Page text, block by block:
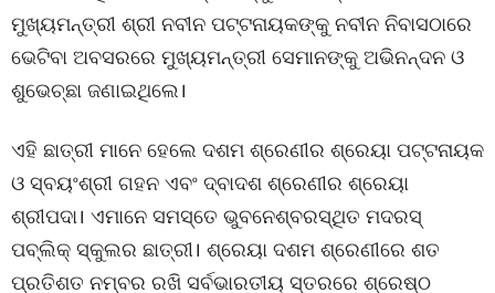
ମୁଖ୍ୟମନ୍ତ୍ରୀ ଶ୍ରୀ ନବୀନ ପଟ୍ଟନାୟକଙ୍କୁ ନବୀନ ନିବାସଠାରେ
ଭେଟିବା ଅବସରରେ ମୁଖ୍ୟମନ୍ତ୍ରୀ ସେମାନଙ୍କୁ ଅଭିନନ୍ଦନ ଓ
ଶୁଭେଚ୍ଛା ଜଣାଇଥିଲେ।
ଏହି ଛାତ୍ରୀ ମାନେ ହେଲେ ଦଶମ ଶ୍ରେଣୀର ଶ୍ରେୟା ପଟ୍ଟନାୟକ
ଓ ସ୍ବୟଂଶ୍ରୀ ଗହନ ଏବଂ ଦ୍ବାଦଶ ଶ୍ରେଣୀର ଶ୍ରେୟା
ଶ୍ରୀପଦା। ଏମାନେ ସମସ୍ତେ ଭୁବନେଶ୍ବରସ୍ଥିତ ମଦରସ୍‌
ପବ୍ଲିକ୍‌ ସ୍କୁଲର ଛାତ୍ରୀ। ଶ୍ରେୟା ଦଶମ ଶ୍ରେଣୀରେ ଶତ
ପ୍ରତିଶତ ନମ୍ବର ରଖି ସର୍ବଭାରତୀୟ ସ୍ତରରେ ଶ୍ରେଷ୍ଠ